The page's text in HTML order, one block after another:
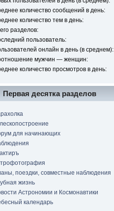
количество сообщений в день:
количество тем в день:
разделов:
пользователь:
онлайн в день (в среднем):
мужчин — женщин:
количество просмотров в день:
Первая десятка разделов
для начинающих
поездки, совместные наблюдения
жизнь
Астрономии и Космонавтики
календарь